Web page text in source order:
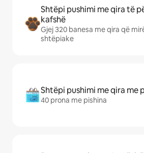
Shtëpi pushimi me qira të
kafshë
Gjej 320 banesa me qira që
shtëpiake
Shtëpi pushimi me qira me
40 prona me pishina